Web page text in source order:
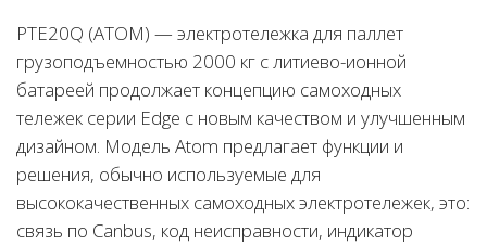
PTE20Q (ATOM) — электротележка для паллет
грузоподъемностью 2000 кг с литиево-ионной
батареей продолжает концепцию самоходных
тележек серии Edge с новым качеством и улучшенным
дизайном. Модель Atom предлагает функции и
решения, обычно используемые для
высококачественных самоходных электротележек, это:
связь по Canbus, код неисправности, индикатор